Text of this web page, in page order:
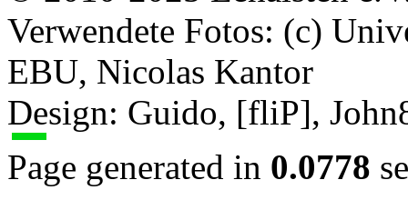
Verwendete Fotos: (c)
EBU, Nicolas Kantor
Design: Guido, [fliP],
Page generated in 0.0778